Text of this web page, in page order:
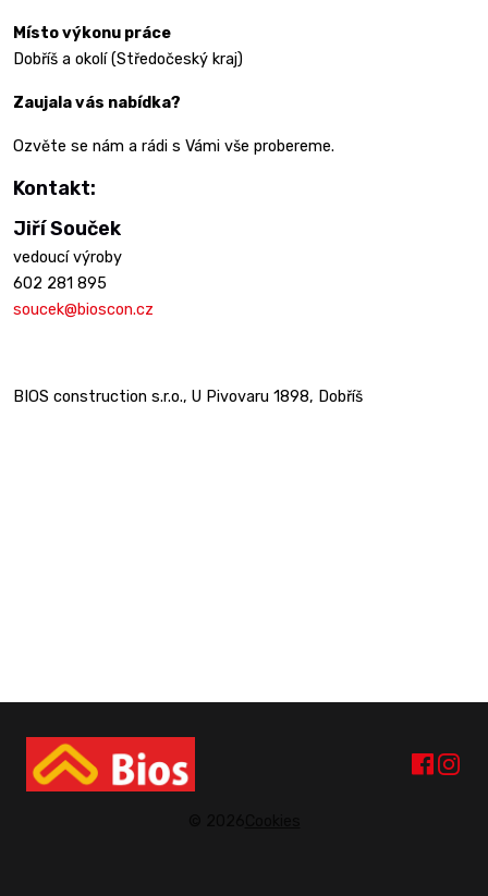
Místo výkonu práce
Dobříš a okolí (Středočeský kraj)
Zaujala vás nabídka?
Ozvěte se nám a rádi s Vámi vše probereme.
Kontakt:
Jiří Souček
vedoucí výroby
602 281 895
soucek@bioscon.cz
BIOS construction s.r.o., U Pivovaru 1898, Dobříš